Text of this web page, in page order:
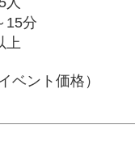
15分
上
ベント価格）